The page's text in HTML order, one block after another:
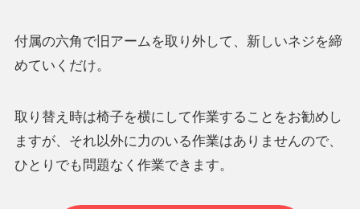
付属の六角で旧アームを取り外して、新しいネジを締
めていくだけ。
取り替え時は椅子を横にして作業することをお勧めし
ますが、それ以外に力のいる作業はありませんので、
ひとりでも問題なく作業できます。